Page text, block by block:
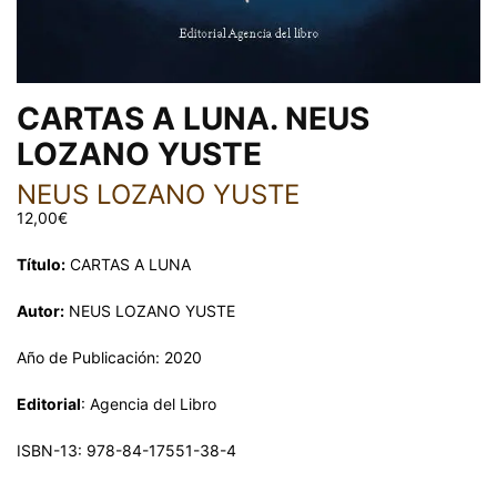
CARTAS A LUNA. NEUS
LOZANO YUSTE
NEUS LOZANO YUSTE
12,00€
Título: CARTAS A LUNA
Autor: NEUS LOZANO YUSTE
Año de Publicación: 2020
Editorial: Agencia del Libro
ISBN-13: 978-84-17551-38-4